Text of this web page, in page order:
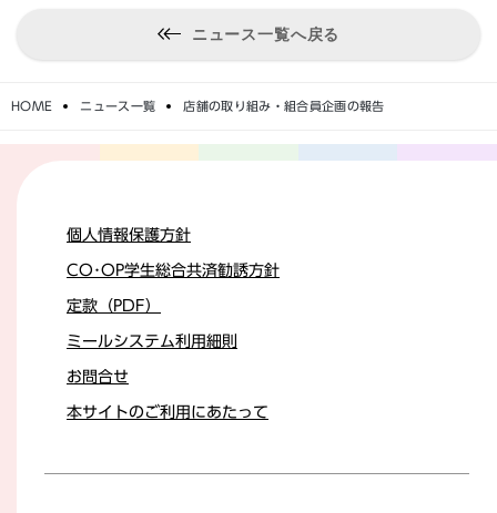
ニュース一覧へ戻る
HOME ニュース一覧 店舗の取り組み・組合員企画の報告
個人情報保護方針
CO･OP学生総合共済勧誘方針
定款（PDF）
ミールシステム利用細則
お問合せ
本サイトのご利用にあたって